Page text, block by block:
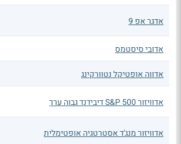
אדגר אפ 9
אדובי סיסטמס
אדווה אופטיקל נטוורקינג
אדוויזור S&P 500 דיבידנד גבוה ערך
אדוויזור מנג'ד אסטרטגיה אופטימלית